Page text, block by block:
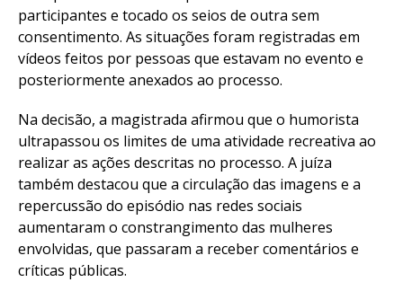
participantes e tocado os seios de outra sem
consentimento. As situações foram registradas em
vídeos feitos por pessoas que estavam no evento e
posteriormente anexados ao processo.
Na decisão, a magistrada afirmou que o humorista
ultrapassou os limites de uma atividade recreativa ao
realizar as ações descritas no processo. A juíza
também destacou que a circulação das imagens e a
repercussão do episódio nas redes sociais
aumentaram o constrangimento das mulheres
envolvidas, que passaram a receber comentários e
críticas públicas.